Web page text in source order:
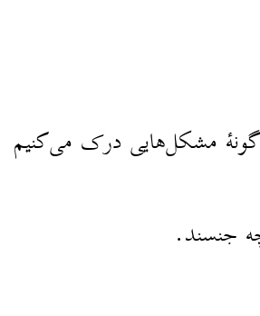
گونهٔ مشکل‌هایی درک می‌کنیم
جنسند.